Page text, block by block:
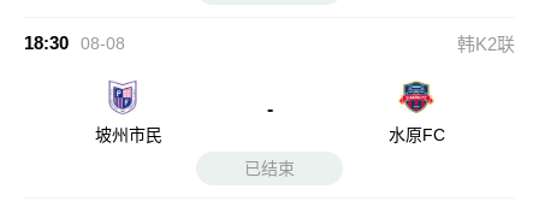
18:30 08-08 韩K2联
坡州市民
-
水原FC
已结束